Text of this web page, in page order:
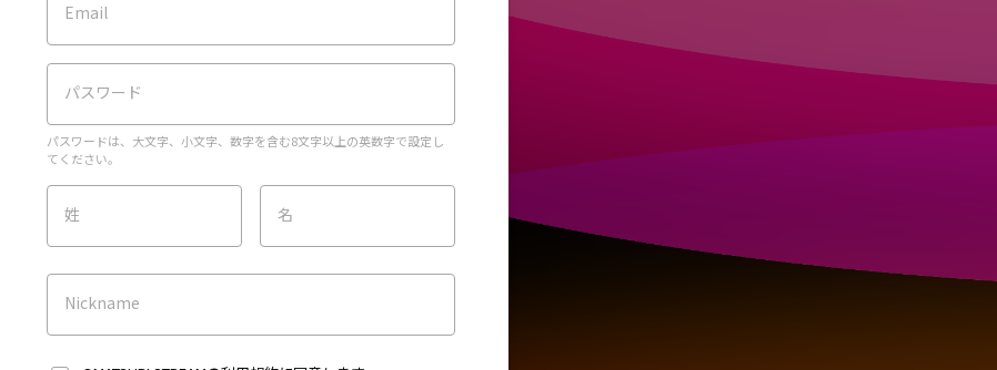
Email
パスワード
パスワードは、大文字、小文字、数字を含む8文字以上の英数字で設定し
てください。
姓 名
Nickname